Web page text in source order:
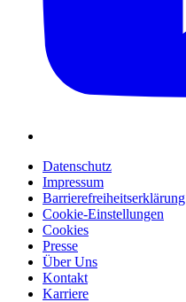
Datenschutz
Impressum
Barrierefreiheitserklärung
Cookie-Einstellungen
Cookies
Presse
Über Uns
Kontakt
Karriere